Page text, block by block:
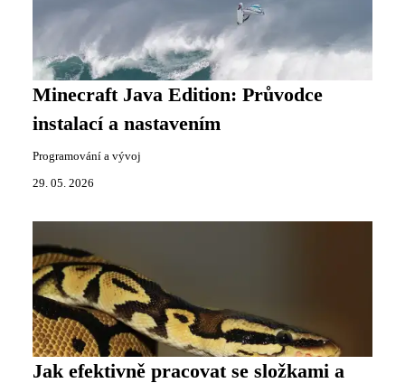
Minecraft Java Edition: Průvodce
instalací a nastavením
Programování a vývoj
29. 05. 2026
Jak efektivně pracovat se složkami a